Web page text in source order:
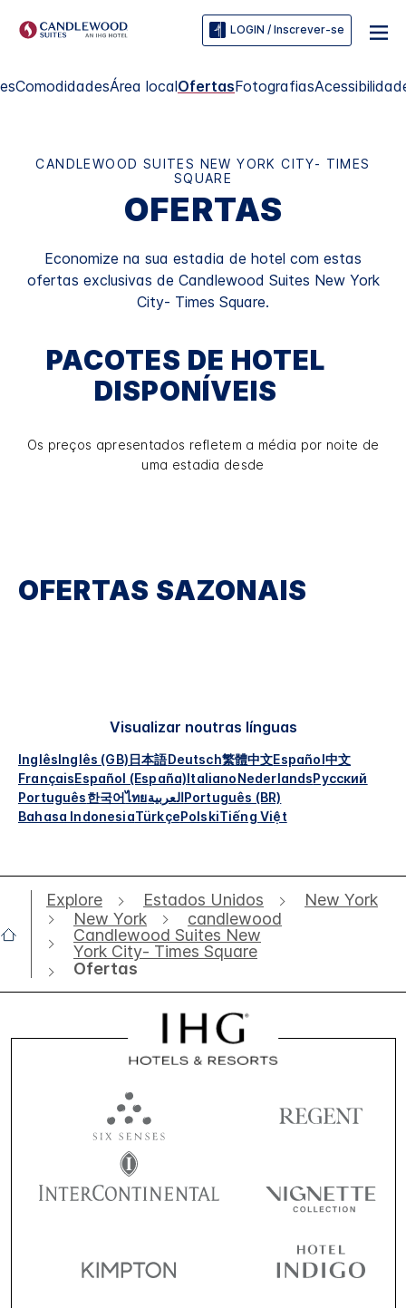
LOGIN / Inscrever-se
ComodidadesÁrea localOfertasFotografias
CANDLEWOOD SUITES NEW YORK CITY- TIMES
SQUARE
OFERTAS
Economize na sua estadia de hotel com estas
ofertas exclusivas de Candlewood Suites New York
City- Times Square.
PACOTES DE HOTEL
DISPONÍVEIS
Os preços apresentados refletem a média por noite de
uma estadia desde
OFERTAS SAZONAIS
Visualizar noutras línguas
InglêsInglês (GB)日本語Deutsch繁體中文Español中文
FrançaisEspañol (España)ItalianoNederlandsРусский
Português한국어ไทยالعربيةPortuguês (BR)
Bahasa IndonesiaTürkçePolskiTiếng Việt
Explore Estados Unidos
New York
New York
candlewood
Candlewood Suites New
York City- Times Square
Ofertas